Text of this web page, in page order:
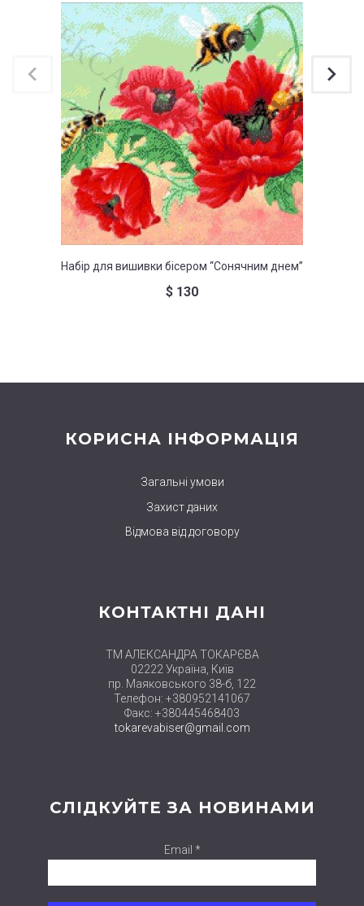
Набір для вишивки бісером “Сонячним днем”
$ 130
КОРИСНА ІНФОРМАЦІЯ
Загальні умови
Захист даних
Відмова від договору
КОНТАКТНІ ДАНІ
ТМ АЛЕКСАНДРА ТОКАРЄВА
02222 Україна, Київ
пр. Маяковського 38-б, 122
Телефон: +380952141067
Факс: +380445468403
tokarevabiser@gmail.com
СЛІДКУЙТЕ ЗА НОВИНАМИ
Email *